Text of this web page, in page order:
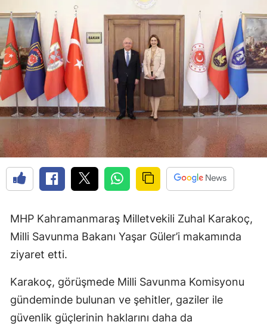
MHP Kahramanmaraş Milletvekili Zuhal Karakoç,
Milli Savunma Bakanı Yaşar Güler’i makamında
ziyaret etti.
Karakoç, görüşmede Milli Savunma Komisyonu
gündeminde bulunan ve şehitler, gaziler ile
güvenlik güçlerinin haklarını daha da